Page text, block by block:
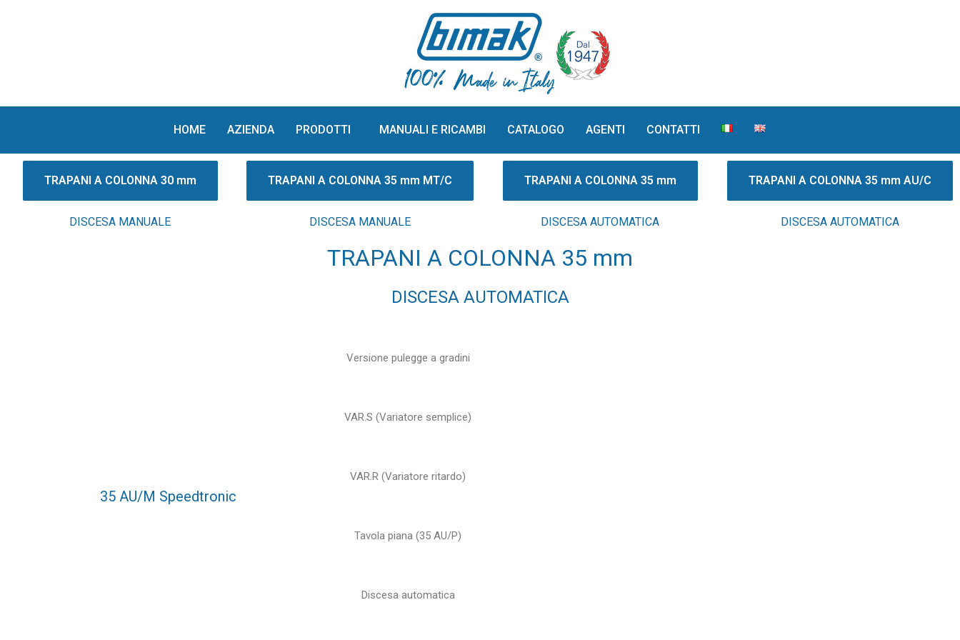
HOME AZIENDA PRODOTTI MANUALI E RICAMBI CATALOGO AGENTI CONTATTI
TRAPANI A COLONNA 30 mm
DISCESA MANUALE
TRAPANI A COLONNA 35 mm MT/C
DISCESA MANUALE
TRAPANI A COLONNA 35 mm
DISCESA AUTOMATICA
TRAPANI A COLONNA 35 mm AU/C
DISCESA AUTOMATICA
TRAPANI A COLONNA 35 mm
DISCESA AUTOMATICA
35 AU/M Speedtronic
Versione pulegge a gradini
VAR.S (Variatore semplice)
VAR.R (Variatore ritardo)
Tavola piana (35 AU/P)
Discesa automatica